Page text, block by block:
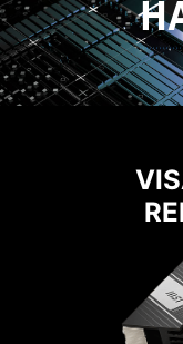
RECURSOS
máximo com
equipado
potência
duplos e
Tendo
inovador EZ
seu SSD M.2